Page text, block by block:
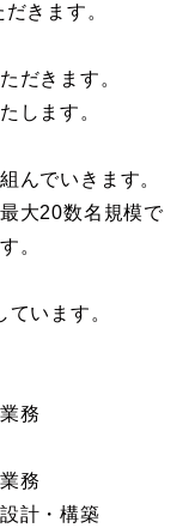
きます。
だきます。
します。
んでいきます。
大20数名規模で
。
います。
務
務
計・構築